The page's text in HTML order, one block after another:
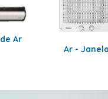
Ar
Ar - Janela